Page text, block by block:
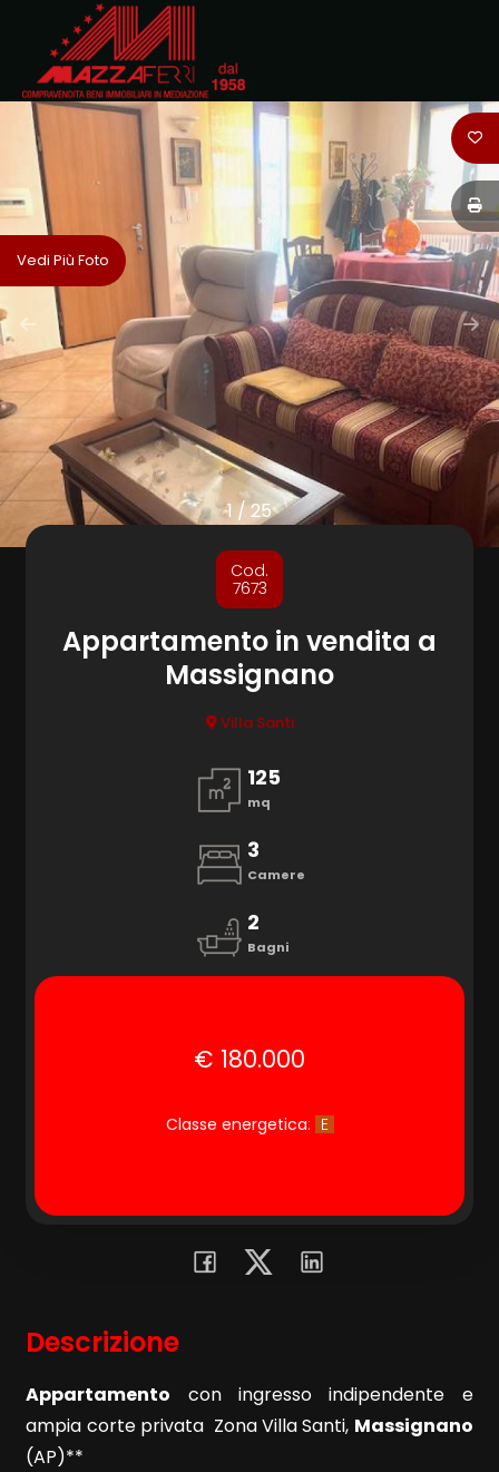
1 / 25
Vedi Più Foto
Cod.
7673
Appartamento in vendita a
Massignano
Villa Santi
125
mq
3
Camere
2
Bagni
€ 180.000
Classe energetica: E
Descrizione
Appartamento con ingresso indipendente e
ampia corte privata  Zona Villa Santi, Massignano
(AP)**
HOME
IMMOBILI
SIAMO
CONTATTI
Codice
Contratto
Qualsiasi
Vendita
Affitto
Scegli
dove
cercare
Comune
Prezzo
Totale
mq